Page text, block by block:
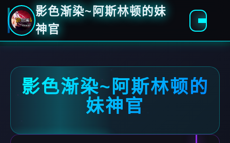
影色渐染~阿斯林顿的妹
神官
影色渐染~阿斯林顿的
妹神官